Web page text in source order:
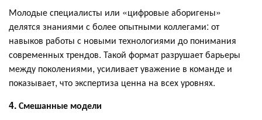
Молодые специалисты или «цифровые аборигены»
делятся знаниями с более опытными коллегами: от
навыков работы с новыми технологиями до понимания
современных трендов. Такой формат разрушает барьеры
между поколениями, усиливает уважение в команде и
показывает, что экспертиза ценна на всех уровнях.
4. Смешанные модели